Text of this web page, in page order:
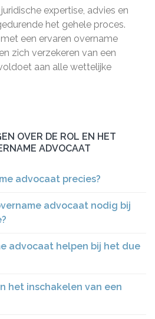
expertise, advies en
het gehele proces.
een ervaren overname
zich verzekeren van een
aan alle wettelijke
OVER DE ROL EN HET
ADVOCAAT
advocaat precies?
advocaat nodig bij
advocaat helpen bij het due
het inschakelen van een